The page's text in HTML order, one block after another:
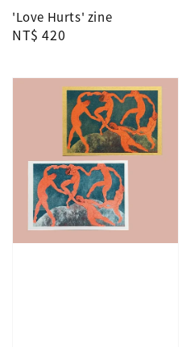
'Love Hurts' zine
Regular
NT$ 420